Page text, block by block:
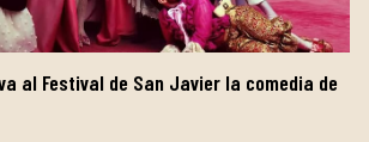
al Festival de San Javier la comedia de